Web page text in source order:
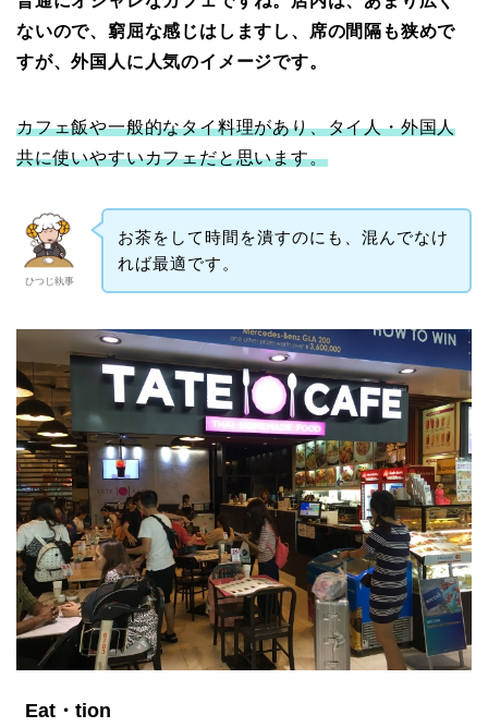
ないので、窮屈な感じはしますし、席の間隔も狭めで
すが、外国人に人気のイメージです。
カフェ飯や一般的なタイ料理があり、タイ人・外国人
共に使いやすいカフェだと思います。
ひつじ執事
お茶をして時間を潰すのにも、混んでなけ
れば最適です。
Eat・tion